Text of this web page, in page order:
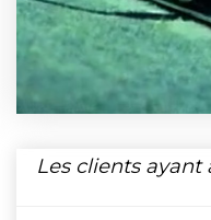
Les clients